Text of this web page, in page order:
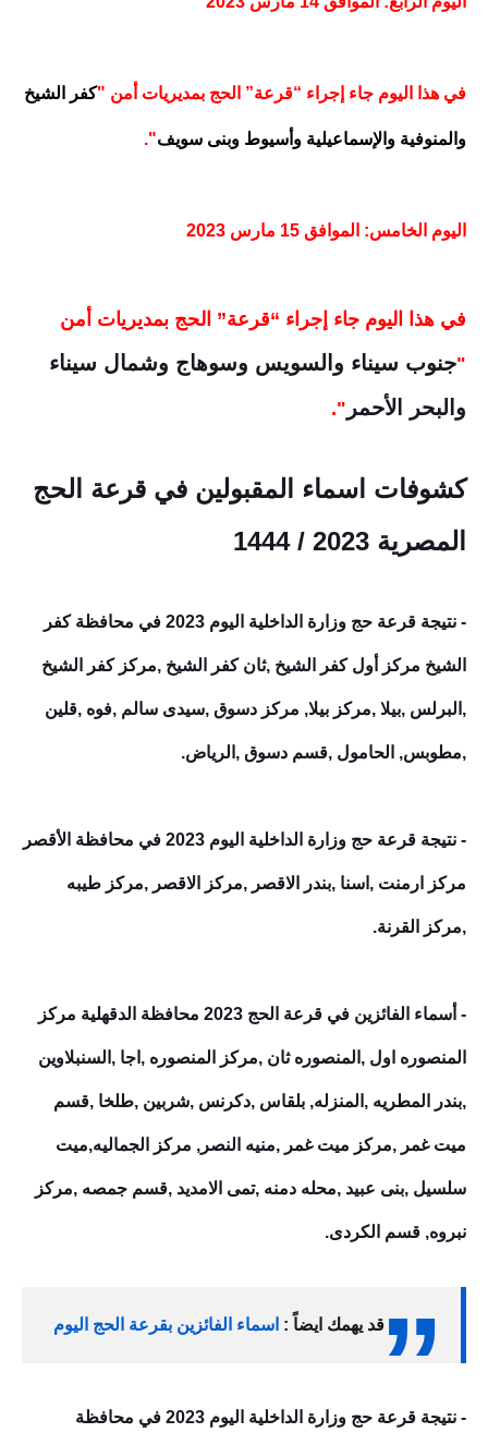
في هذا اليوم جاء إجراء “قرعة” الحج بمديريات أمن "كفر الشيخ
والمنوفية والإسماعيلية وأسيوط وبنى سويف".
اليوم الخامس: الموافق 15 مارس 2023
في هذا اليوم جاء إجراء “قرعة” الحج بمديريات أمن
"جنوب سيناء والسويس وسوهاج وشمال سيناء
والبحر الأحمر ".
كشوفات اسماء المقبولين في قرعة الحج
المصرية 2023 / 1444
- نتيجة قرعة حج وزارة الداخلية اليوم 2023 في محافظة كفر
الشيخ مركز أول كفر الشيخ ,ثان كفر الشيخ ,مركز كفر الشيخ
,البرلس ,بيلا ,مركز بيلا, مركز دسوق ,سيدى سالم ,فوه ,قلين
,مطوبس, الحامول ,قسم دسوق ,الرياض.
- نتيجة قرعة حج وزارة الداخلية اليوم 2023 في محافظة الأقصر
مركز ارمنت ,اسنا ,بندر الاقصر ,مركز الاقصر ,مركز طيبه
,مركز القرنة.
- أسماء الفائزين في قرعة الحج 2023 محافظة الدقهلية مركز
المنصوره اول ,المنصوره ثان ,مركز المنصوره ,اجا ,السنبلاوين
,بندر المطريه ,المنزله, بلقاس ,دكرنس ,شربين ,طلخا ,قسم
ميت غمر ,مركز ميت غمر ,منيه النصر, مركز الجماليه,ميت
سلسيل ,بنى عبيد ,محله دمنه ,تمى الامديد ,قسم جمصه ,مركز
نبروه, قسم الكردى.
قد يهمك ايضاً : اسماء الفائزين بقرعة الحج اليوم
- نتيجة قرعة حج وزارة الداخلية اليوم 2023 في محافظة